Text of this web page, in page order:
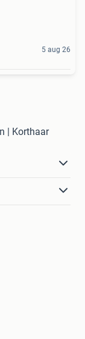
5 aug 26
| Korthaar